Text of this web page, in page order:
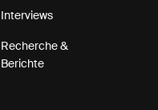
Interviews
Recherche &
Berichte